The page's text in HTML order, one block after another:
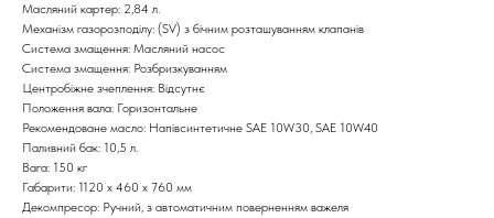
Масляний картер: 2,84 л.
Механізм газорозподілу: (SV) з бічним розташуванням клапанів
Система змащення: Масляний насос
Система змащення: Розбризкуванням
Центробіжне зчеплення: Відсутнє
Положення вала: Горизонтальне
Рекомендоване масло: Напівсинтетичне SAE 10W30, SAE 10W40
Паливний бак: 10,5 л.
Вага: 150 кг
Габарити: 1120 x 460 x 760 мм
Декомпресор: Ручний, з автоматичним поверненням важеля